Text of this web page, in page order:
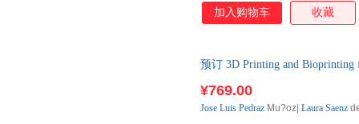
加入购物车 收藏
预订 3D Printing and Bioprinting
¥769.00
Jose Luis Pedraz Mu?oz| Laura Saenz